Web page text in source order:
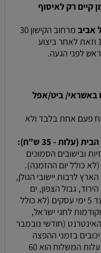
קיים רק לאיסוף
אביב
מרחוב הקישון 30
מהשעות 09:30 עד 16:00 וזאת לאחר ביצוע
לפני הגעה.
באשראי/ ביט/אפל
פעם אחת בלבד ולא
- 35 ש"ח):
ובישובים הסמוכים
לרבות יישובי הגולן,
גבול הצפון, ים
לחגי ישראל,
(חודשי נובמבר
בזמני ההפצה
לאילת ים המלח והערבה עלות המשלוח הוא 60